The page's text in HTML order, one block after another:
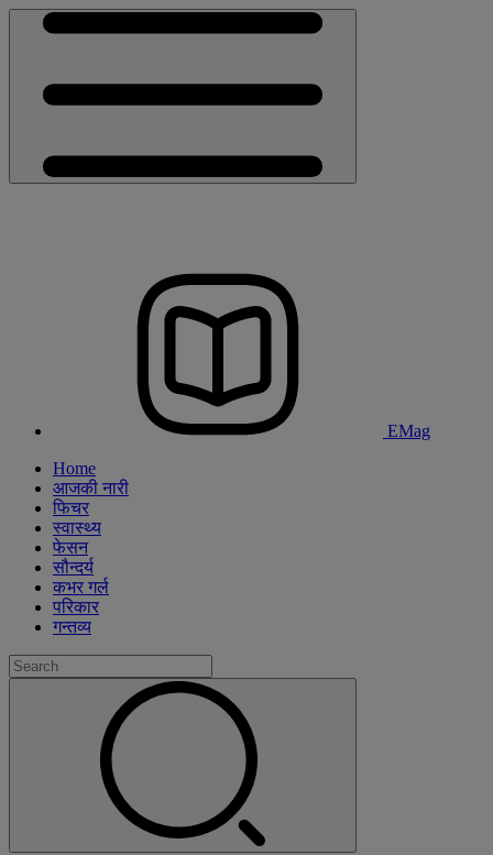
EMag
Home
आजकी नारी
फिचर
स्वास्थ्य
फेसन
सौन्दर्य
कभर गर्ल
परिकार
गन्तव्य